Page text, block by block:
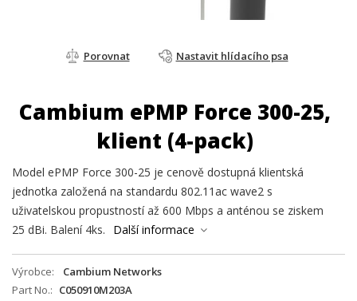
Porovnat Nastavit hlídacího psa
Cambium ePMP Force 300-25,
klient (4-pack)
Model ePMP Force 300-25 je cenově dostupná klientská
jednotka založená na standardu 802.11ac wave2 s
uživatelskou propustností až 600 Mbps a anténou se ziskem
25 dBi. Balení 4ks.
Další informace
Výrobce
Cambium Networks
Part No.
C050910M203A